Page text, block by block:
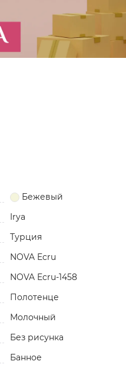
Бежевый
Irya
Турция
NOVA Ecru
NOVA Ecru-1458
Полотенце
Молочный
Без рисунка
Банное